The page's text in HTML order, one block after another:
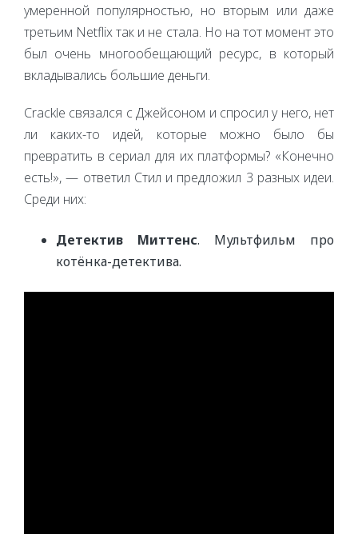
умеренной популярностью, но вторым или даже
третьим Netflix так и не стала. Но на тот момент это
был очень многообещающий ресурс, в который
вкладывались большие деньги.
Crackle связался с Джейсоном и спросил у него, нет
ли каких-то идей, которые можно было бы
превратить в сериал для их платформы? «Конечно
есть!», — ответил Стил и предложил 3 разных идеи.
Среди них:
Детектив Миттенс. Мультфильм про
котёнка-детектива.